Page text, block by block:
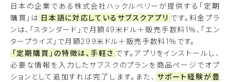
日本の企業である株式会社ハックルベリーが提供する「定期
購買」は 日本語に対応しているサブスクアプリ です。料金プラ
ンは、「スタンダード」で月額49米ドル＋販売手数料1％、「エン
タープライズ」で月額299米ドル＋販売手数料1％です。
「定期購買」の特徴は、手軽さ です。アプリをインストールし、
必要な情報を入力したサブスクのプランを商品ページでオプ
ションとして追加すれば完了します。また、 サポート経験が豊